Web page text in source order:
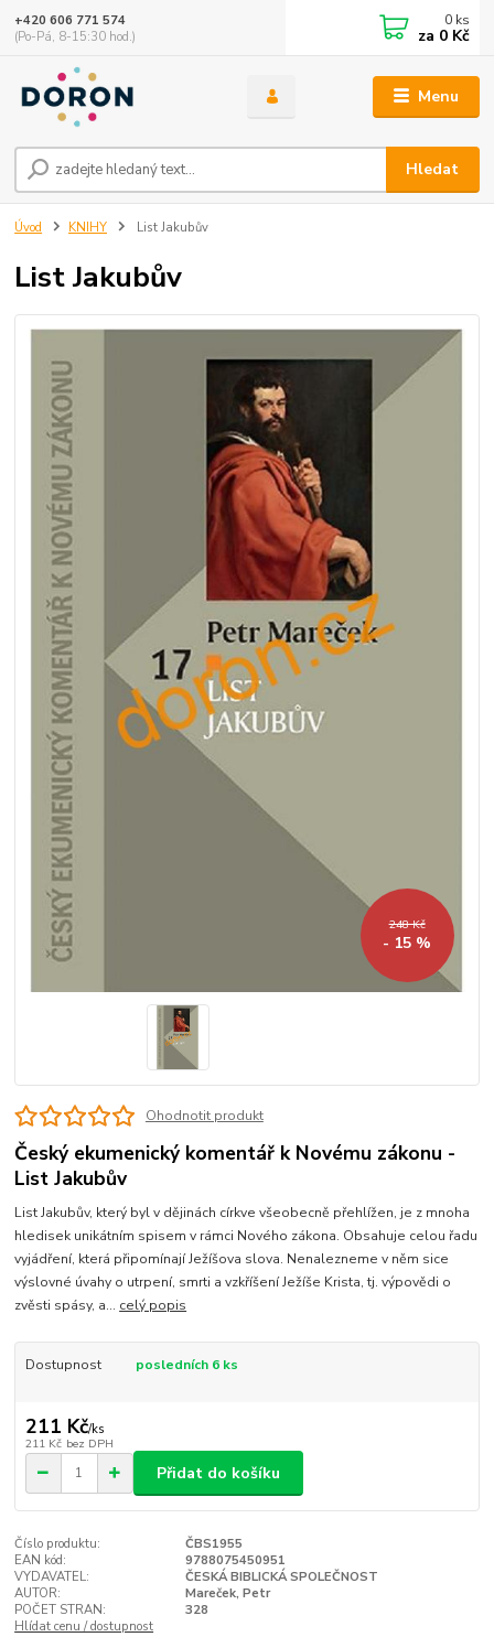
Menu
Hledat
+420 606 771 574
(Po-Pá, 8-15:30 hod.)
0 ks
za 0 Kč
Úvod KNIHY List Jakubův
List Jakubův
248 Kč
- 15 %
Ohodnotit produkt
Český ekumenický komentář k Novému zákonu -
List Jakubův
List Jakubův, který byl v dějinách církve všeobecně přehlížen, je z mnoha
hledisek unikátním spisem v rámci Nového zákona. Obsahuje celou řadu
vyjádření, která připomínají Ježíšova slova. Nenalezneme v něm sice
výslovné úvahy o utrpení, smrti a vzkříšení Ježíše Krista, tj. výpovědi o
zvěsti spásy, a... celý popis
Dostupnost posledních 6 ks
211 Kč/ks
211 Kč bez DPH
Přidat do košíku
Číslo produktu:
ČBS1955
EAN kód:
9788075450951
VYDAVATEL:
ČESKÁ BIBLICKÁ SPOLEČNOST
AUTOR:
Mareček, Petr
POČET STRAN:
328
Hlídat cenu / dostupnost